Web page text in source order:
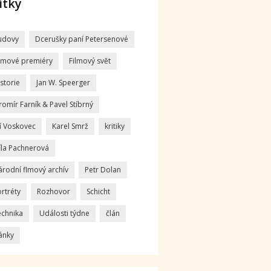
Dcerušky paní Petersenové
premiéry Filmový svět
Jan W. Speerger
Farník & Pavel Stíbrný
Voskovec Karel Smrž kritiky
Pachnerová
flmový archív Petr Dolan
Rozhovor Schicht
Události týdne člán